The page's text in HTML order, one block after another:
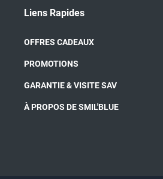
Liens Rapides
OFFRES CADEAUX
PROMOTIONS
GARANTIE & VISITE SAV
À PROPOS DE SMIL'BLUE